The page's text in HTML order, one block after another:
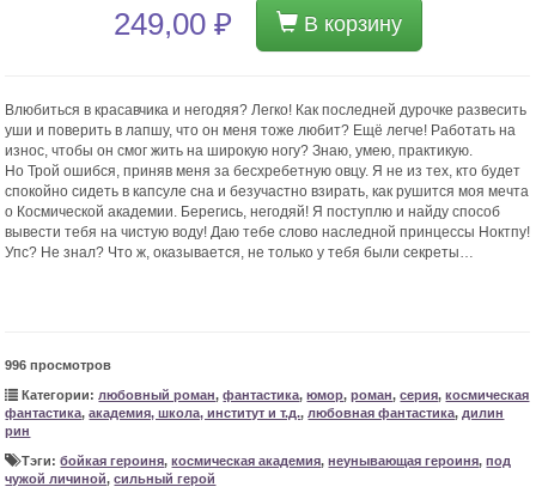
249,00 ₽ В корзину
Влюбиться в красавчика и негодяя? Легко! Как последней дурочке развесить
уши и поверить в лапшу, что он меня тоже любит? Ещё легче! Работать на
износ, чтобы он смог жить на широкую ногу? Знаю, умею, практикую.
Но Трой ошибся, приняв меня за бесхребетную овцу. Я не из тех, кто будет
спокойно сидеть в капсуле сна и безучастно взирать, как рушится моя мечта
о Космической академии. Берегись, негодяй! Я поступлю и найду способ
вывести тебя на чистую воду! Даю тебе слово наследной принцессы Ноктпу!
Упс? Не знал? Что ж, оказывается, не только у тебя были секреты…
996 просмотров
Категории: любовный роман,фантастика,юмор,роман,серия,космическая
фантастика,академия, школа, институт и т.д., любовная фантастика, дилин
рин
Тэги:бойкая героиня,космическая академия,неунывающая героиня,под
чужой личиной,сильный герой